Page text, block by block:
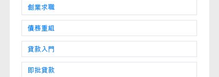
創業求職
債務重組
貸款入門
即批貸款